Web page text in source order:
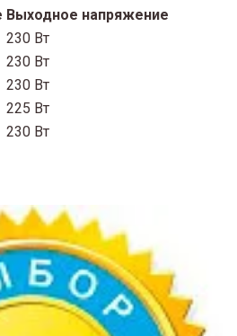
Выходное напряжение
230 Вт
230 Вт
230 Вт
225 Вт
230 Вт